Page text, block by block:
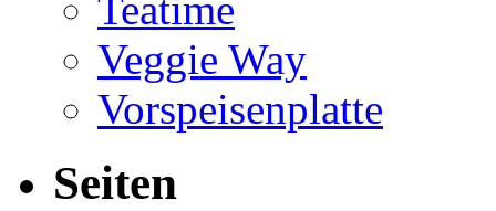
Teatime
Veggie Way
Vorspeisenplatte
Seiten